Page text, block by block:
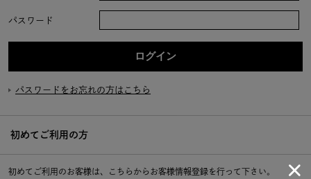
パスワード
パスワードをお忘れの方はこちら
初めてご利用の方
初めてご利用のお客様は、こちらからお客様情報登録を行って下さい。